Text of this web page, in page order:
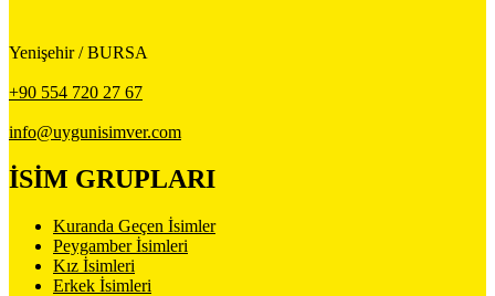
Yenişehir / BURSA
+90 554 720 27 67
info@uygunisimver.com
İSİM GRUPLARI
Kuranda Geçen İsimler
Peygamber İsimleri
Kız İsimleri
Erkek İsimleri